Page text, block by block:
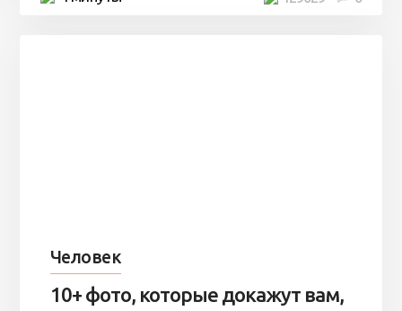
Человек
10+ фото, которые докажут вам,